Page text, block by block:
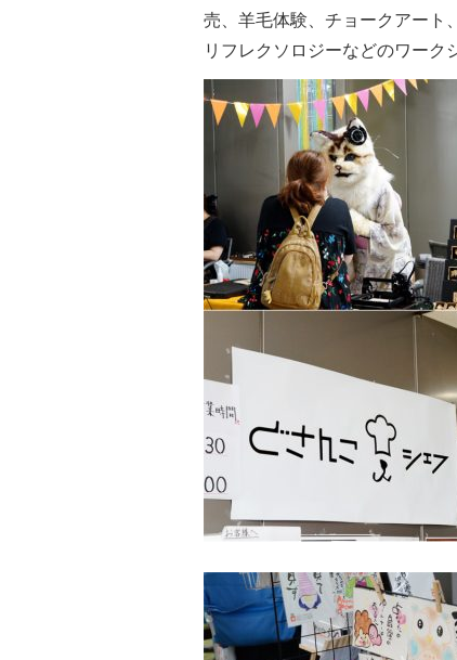
売、羊毛体験、チョークアート
リフレクソロジーなどのワーク